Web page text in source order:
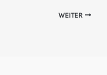
WEITER